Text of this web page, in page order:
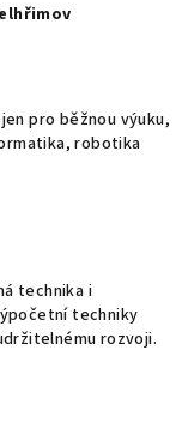
pro běžnou výuku,
robotika
technika i
techniky
rozvoji.